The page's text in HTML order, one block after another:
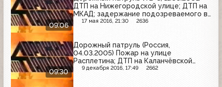
09:06
ДТП на Нижегородской улице; ДТП на
МКАД; задержание подозреваемого в
хранении оружия и наркотиков
17 мая 2016, 21:30 2636
09:30
Дорожный патруль (Россия,
04.03.2005) Пожар на улице
Расплетина; ДТП на Каланчёвской
улице; ДТП на Енисейской улице
9 декабря 2016, 17:49 2662